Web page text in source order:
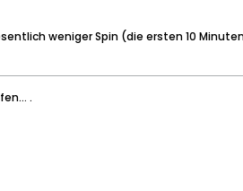
weniger Spin (die ersten 10
.